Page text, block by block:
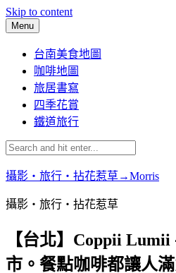
Skip to content
Menu
台南美食地圖
咖啡地圖
旅居書寫
四季花賞
鐵道旅行
攝影‧旅行‧拈花惹草→Morris
攝影‧旅行‧拈花惹草
【台北】Coppii
市。餐點咖啡都讓人